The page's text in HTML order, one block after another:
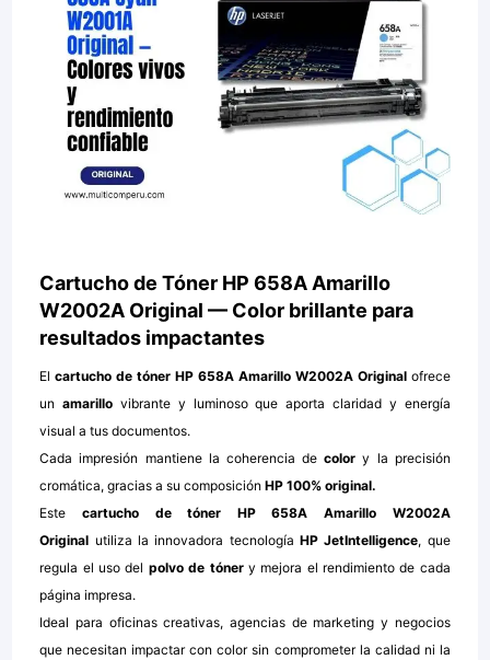
Cartucho de Tóner HP 658A Amarillo
W2002A Original — Color brillante para
resultados impactantes
Elcartucho de tóner HP 658A Amarillo W2002A Original ofrece
un amarillo vibrante y luminoso que aporta claridad y energía
visual a tus documentos.
Cada impresión mantiene la coherencia decolory la precisión
cromática, gracias a su composición HP 100% original.
Este cartucho de tóner HP 658A Amarillo W2002A
Original utiliza la innovadora tecnología HP JetIntelligence, que
regula el uso del polvo de tónery mejora el rendimiento de cada
página impresa.
Ideal para oficinas creativas, agencias de marketing y negocios
que necesitan impactar con color sin comprometer la calidad ni la